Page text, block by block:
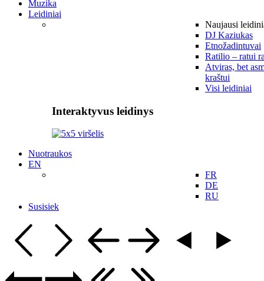
Muzika
Leidiniai
Naujausi
DJ Kaziukas
Etnožadintuvai
Ratilio – ratui
Atviras, bet
kraštui
Visi leidiniai
Interaktyvus leidinys
Nuotraukos
EN
FR
DE
RU
Susisiek